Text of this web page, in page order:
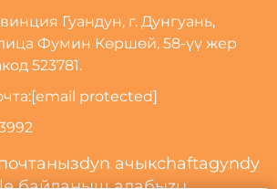
Гуандун, г. Дунгуань,
Фумин Көршөй, 58-үү жер
523781.
[email protected]
ачыкchaftagyndy